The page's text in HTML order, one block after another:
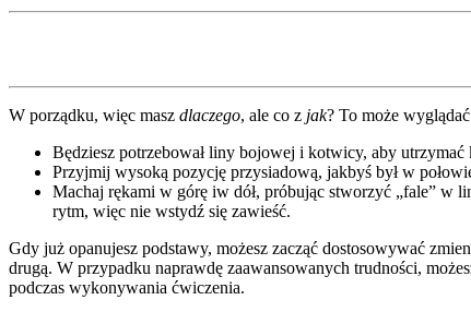
W porządku, więc masz dlaczego, ale co z jak? To może
Będziesz potrzebował liny bojowej i kotwicy, aby
Przyjmij wysoką pozycję przysiadową, jakbyś był w
Machaj rękami w górę iw dół, próbując stworzyć „fale” w
rytm, więc nie wstydź się zawieść.
Gdy już opanujesz podstawy, możesz zacząć dostosowywać
drugą. W przypadku naprawdę zaawansowanych trudności,
podczas wykonywania ćwiczenia.